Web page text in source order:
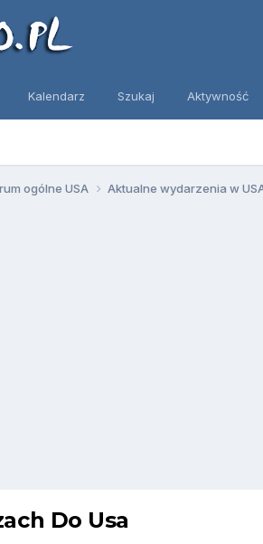
Kalendarz Szukaj Aktywność
ogólne USA Aktualne wydarzenia w
Do Usa